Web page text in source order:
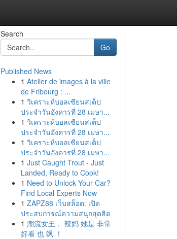
Search
Go
Published News
1 Atelier de images à la ville
de Fribourg : ...
1 วิเคราะห์บอลเซียนสเต็ป
ประจำวันอังคารที่ 28 เมษา...
1 วิเคราะห์บอลเซียนสเต็ป
ประจำวันอังคารที่ 28 เมษา...
1 วิเคราะห์บอลเซียนสเต็ป
ประจำวันอังคารที่ 28 เมษา...
1 Just Caught Trout - Just
Landed, Ready to Cook!
1 Need to Unlock Your Car?
Find Local Experts Now
1 ZAPZ88 เว็บสล็อต: เปิด
ประสบการณ์ความสนุกสุดฮิต
1 潮流女王， 辣妈 她是 非常
好看 也 飒 ！